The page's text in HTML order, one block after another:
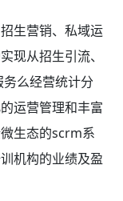
生营销、私域运
现从招生引流、
么经营统计分
运营管理和丰富
生态的scrm系
机构的业绩及盈